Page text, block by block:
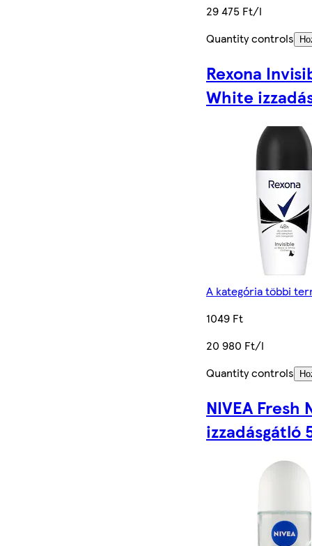
29 475 Ft/l
Quantity controls
Rexona
White
A kategória többi
1049 Ft
20 980 Ft/l
Quantity controls
NIVEA Fresh
izzadásgátló